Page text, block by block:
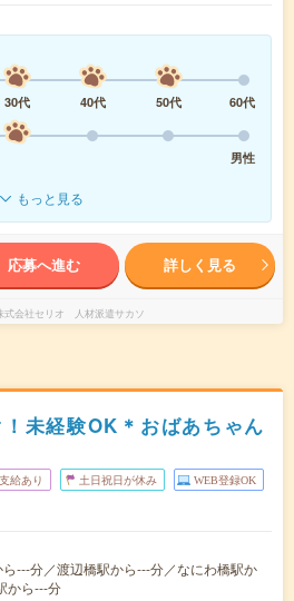
30代 40代 50代
60代
男性
もっと見る
応募へ進む 詳しく見る
式会社セリオ 人材派遣サカソ
未経験OK＊おばあちゃん
給あり 土日祝日が休み WEB登録OK
---分／渡辺橋駅から---分／なにわ橋駅か
から---分